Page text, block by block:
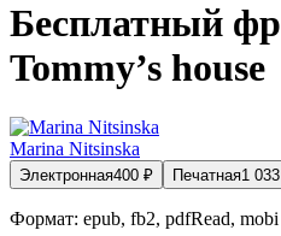
Бесплатный
Tommy’s house
Marina Nitsinska
Электронная400 ₽ Печатная1 033
Формат: epub, fb2, pdfRead, mobi